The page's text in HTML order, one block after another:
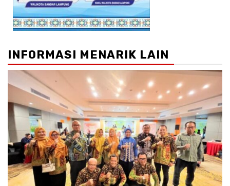
INFORMASI MENARIK LAIN